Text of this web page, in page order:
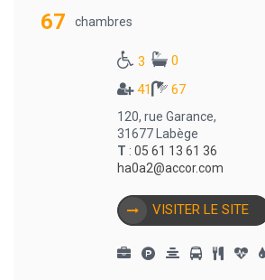
67 chambres
3
0
41
67
120, rue Garance,
31677 Labège
T : 05 61 13 61 36
ha0a2@accor.com
VISITER LE SITE